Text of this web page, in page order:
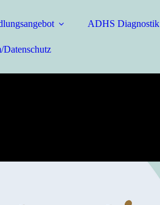
ADHS Diagnostik
Datenschutz